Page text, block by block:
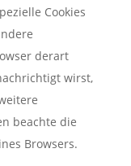
Cookies
derart
wirst,
beachte die
Browsers.